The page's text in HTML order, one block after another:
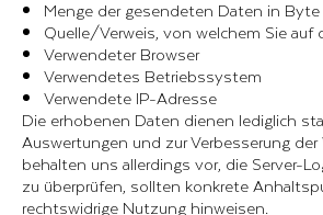
Menge der gesendeten Daten in Byte
Quelle/Verweis, von welchem Sie auf
Verwendeter Browser
Verwendetes Betriebssystem
Verwendete IP-Adresse
Die erhobenen Daten dienen lediglich
Auswertungen und zur Verbesserung der
behalten uns allerdings vor, die Server-
zu überprüfen, sollten konkrete
rechtswidrige Nutzung hinweisen.